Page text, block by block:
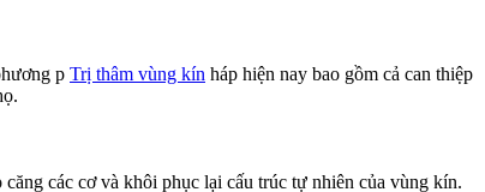
p Trị thâm vùng kín háp hiện nay bao gồm cả can thiệp
các cơ và khôi phục lại cấu trúc tự nhiên của vùng kín.